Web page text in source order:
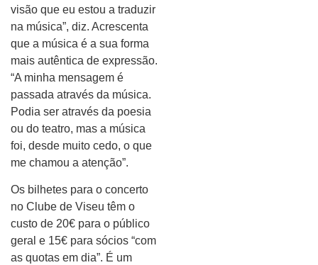
visão que eu estou a traduzir
na música”, diz. Acrescenta
que a música é a sua forma
mais autêntica de expressão.
“A minha mensagem é
passada através da música.
Podia ser através da poesia
ou do teatro, mas a música
foi, desde muito cedo, o que
me chamou a atenção”.
Os bilhetes para o concerto
no Clube de Viseu têm o
custo de 20€ para o público
geral e 15€ para sócios “com
as quotas em dia”. É um